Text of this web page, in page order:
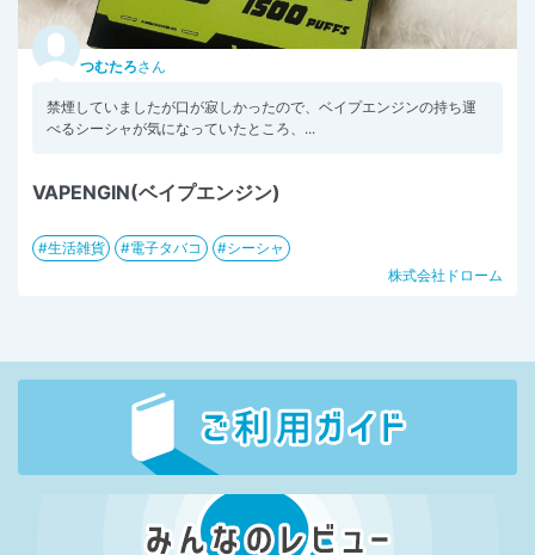
つむたろさん
禁煙していましたが口が寂しかったので、ベイプエンジンの持ち運
べるシーシャが気になっていたところ、...
VAPENGIN(ベイプエンジン)
生活雑貨 電子タバコ
シーシャ
株式会社ドローム